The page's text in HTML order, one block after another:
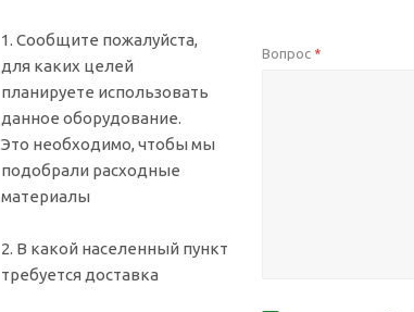
1. Сообщите пожалуйста,
для каких целей
планируете использовать
данное оборудование.
Это необходимо, чтобы мы
подобрали расходные
материалы
2. В какой населенный пункт
требуется доставка
Вопрос *